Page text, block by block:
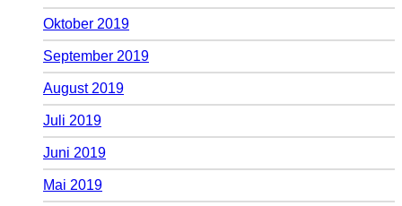
Oktober 2019
September 2019
August 2019
Juli 2019
Juni 2019
Mai 2019